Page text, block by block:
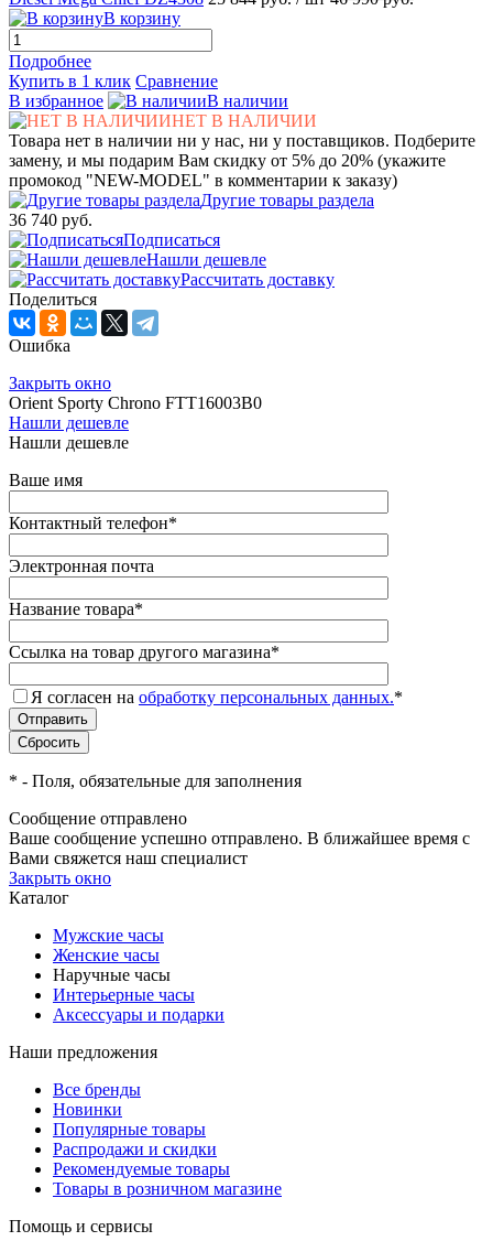
В корзину
Подробнее
Купить в 1 клик Сравнение
В избранное
В наличии
НЕТ В НАЛИЧИИ
Товара нет в наличии ни у нас, ни у поставщиков. Подберите
замену, и мы подарим Вам скидку от 5% до 20% (укажите
промокод "NEW-MODEL" в комментарии к заказу)
Другие товары раздела
36 740 руб.
Подписаться
Нашли дешевле
Рассчитать доставку
Поделиться
Ошибка
Закрыть окно
Orient Sporty Chrono FTT16003B0
Нашли дешевле
Нашли дешевле
Ваше имя
Контактный телефон*
Электронная почта
Название товара*
Ссылка на товар другого магазина*
Я согласен на обработку персональных данных.*
* - Поля, обязательные для заполнения
Сообщение отправлено
Ваше сообщение успешно отправлено. В ближайшее время с
Вами свяжется наш специалист
Закрыть окно
Каталог
Мужские часы
Женские часы
Наручные часы
Интерьерные часы
Аксессуары и подарки
Наши предложения
Все бренды
Новинки
Популярные товары
Распродажи и скидки
Рекомендуемые товары
Товары в розничном магазине
Помощь и сервисы